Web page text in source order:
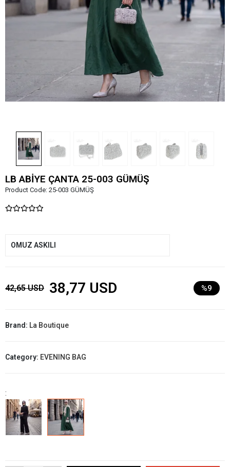
LB ABİYE ÇANTA 25-003 GÜMÜŞ
Product Code: 25-003 GÜMÜŞ
OMUZ ASKILI
42,65 USD 38,77 USD %9
Brand: La Boutique
Category: EVENING BAG
: